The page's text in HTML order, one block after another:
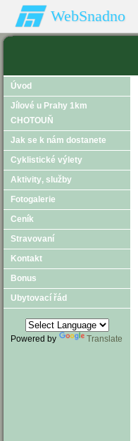
WebSnadno
Úvod
Jílové u Prahy 1km
CHOTOUŇ
Jak se k nám dostanete
Cyklistické výlety
Aktivity‚ služby
Fotogalerie
Ceník
Stravovaní
Kontakt
Bonus
Ubytovací řád
Powered by Translate